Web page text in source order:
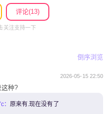
评论(13)
关注支持一下
倒序浏览
2026-05-15 22:50
种?
原来有.现在没有了